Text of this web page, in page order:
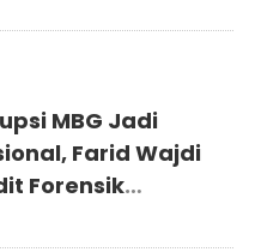
MBG Jadi
Farid Wajdi
Forensik